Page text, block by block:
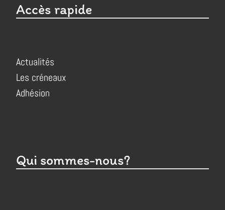
Accès rapide
Actualités
Les créneaux
Adhésion
Qui sommes-nous?